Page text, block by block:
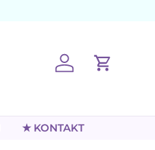
Einloggen
★ KONTAKT